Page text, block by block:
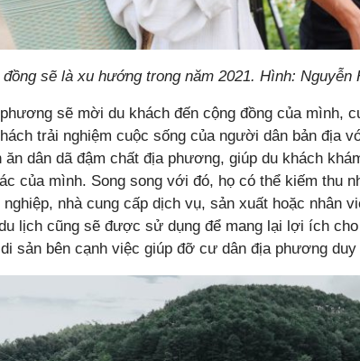
sẽ là xu hướng trong năm 2021. Hình: Nguyễn
sẽ mời du khách đến cộng đồng của mình,
trải nghiệm cuộc sống của người dân bản địa
dân dã đậm chất địa phương, giúp du khách
của mình. Song song với đó, họ có thể kiếm thu
nhà cung cấp dịch vụ, sản xuất hoặc nhân
lịch cũng sẽ được sử dụng để mang lại lợi ích
sản bên cạnh việc giúp đỡ cư dân địa phương